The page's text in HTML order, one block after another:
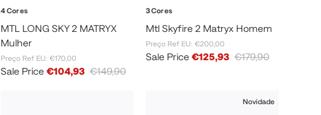
4 Cores
MTL LONG SKY 2 MATRYX
Mulher
Preço Ref EU: €170,00
Sale Price €104,93 €149,90
3 Cores
Mtl Skyfire 2 Matryx Homem
Preço Ref EU: €200,00
Sale Price €125,93 €179,90
Novidade